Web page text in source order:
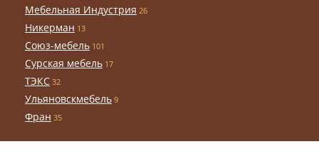
Мебельная Индустрия 26
Никерман 13
Союз-мебель 101
Сурская мебель 17
ТЭКС 32
Ульяновскмебель 9
Фран 35